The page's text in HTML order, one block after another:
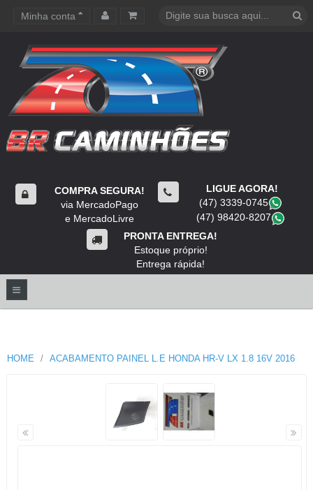
Minha conta
COMPRA SEGURA!
via MercadoPago
e MercadoLivre
LIGUE AGORA!
(47) 3339-0745
(47) 98420-8207
PRONTA ENTREGA!
Estoque próprio!
Entrega rápida!
HOME ACABAMENTO PAINEL L.E HONDA HR-V LX 1.8 16V 2016